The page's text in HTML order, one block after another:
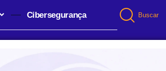
Cibersegurança Buscar